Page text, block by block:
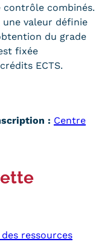
contrôle combinés.
une valeur définie
du grade
fixée
ECTS.
: Centre
ressources